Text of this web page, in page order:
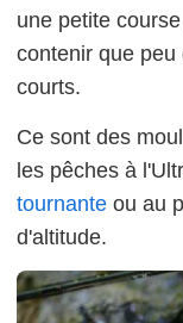
une petite
contenir que peu
courts.
Ce sont des
les pêches à
tournante ou au
d'altitude.